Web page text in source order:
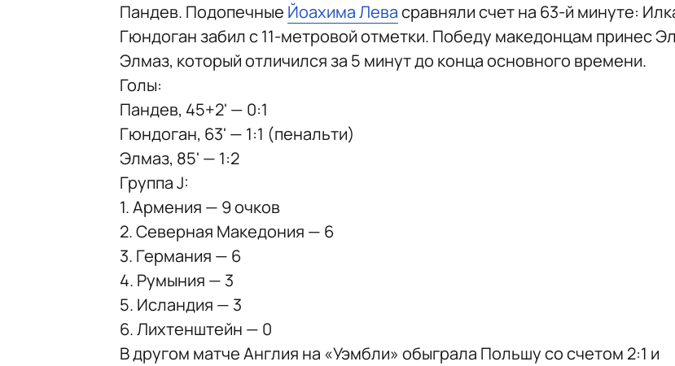
Пандев. Подопечные Йоахима Левасравняли счет на 63-й минуте:
Гюндоган забил с 11-метровой отметки. Победу македонцам принес
Элмаз, который отличился за 5 минут до конца основного времени.
Голы:
Пандев, 45+2' — 0:1
Гюндоган, 63' — 1:1 (пенальти)
Элмаз, 85' — 1:2
Группа J:
1. Армения — 9 очков
2. Северная Македония — 6
3. Германия — 6
4. Румыния — 3
5. Исландия — 3
6. Лихтенштейн — 0
В другом матче Англия на «Уэмбли» обыграла Польшу со счетом 2:1 и